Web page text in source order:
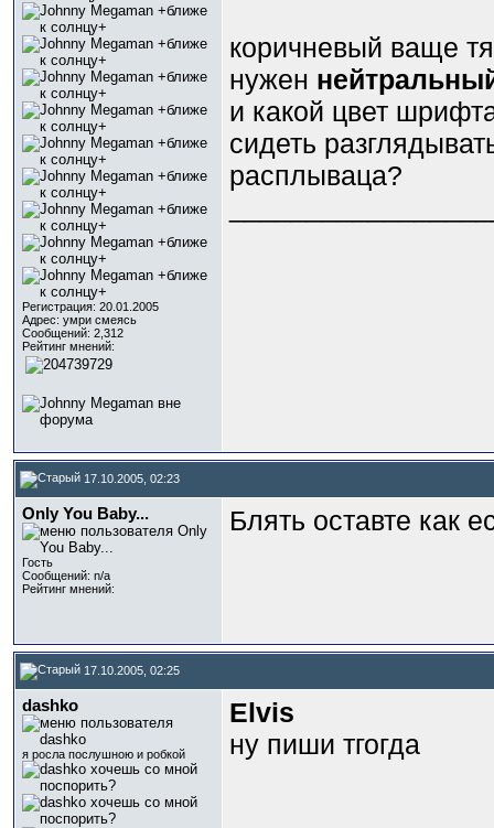
Регистрация: 20.01.2005
Адрес: умри смеясь
Сообщений: 2,312
Рейтинг мнений:
коричневый ваще
нужен
и какой цвет
сидеть
расплываца?
17.10.2005, 02:23
Only You Baby...
Гость
Сообщений: n/a
Рейтинг мнений:
Блять оставте как
17.10.2005, 02:25
dashko
я росла послушною и робкой
Elvis
ну пиши тгогда